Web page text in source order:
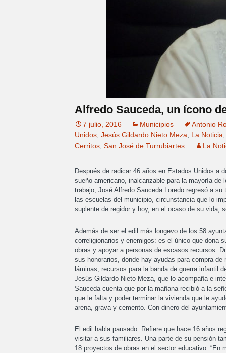
Alfredo Sauceda, un ícono
7 julio, 2016 Municipios
Antonio
Unidos Jesús Gildardo Nieto Meza La Noticia
Cerritos San José de Turrubiartes La
Después de radicar 46 años en Estados Unidos a
sueño americano, inalcanzable para la mayoría
trabajo, José Alfredo Sauceda Loredo regresó a
las escuelas del municipio, circunstancia que lo
suplente de regidor y hoy, en el ocaso de su vida,
Además de ser el edil más longevo de los 58
correligionarios y enemigos: es el único que dona
obras y apoyar a personas de escasos recursos.
sus honorarios, donde hay ayudas para compra
láminas, recursos para la banda de guerra infantil
Jesús Gildardo Nieto Meza, que lo acompaña e
Sauceda cuenta que por la mañana recibió a la
que le falta y poder terminar la vivienda que le
arena, grava y cemento. Con dinero del
El edil habla pausado. Refiere que hace 16 años
visitar a sus familiares. Una parte de su pensión
18 proyectos de obras en el sector educativo.